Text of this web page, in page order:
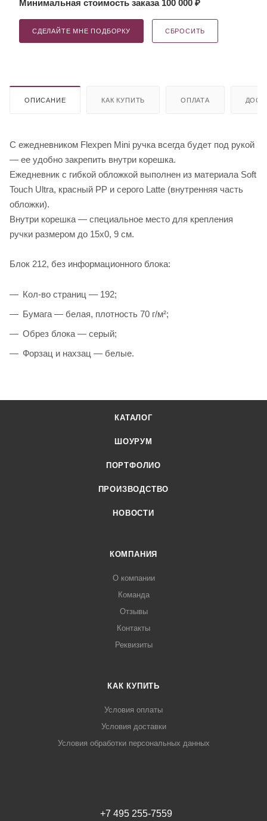
Минимальная стоимость заказа 100 000 ₽
СДЕЛАЙТЕ МНЕ ПОДБОРКУ СБРОСИТЬ
ОПИСАНИЕ КАК КУПИТЬ ОПЛАТА
С ежедневником Flexpen Mini ручка всегда будет под рукой
— ее удобно закрепить внутри корешка.
Ежедневник с гибкой обложкой выполнен из материала Soft
Touch Ultra, красный РР и серого Latte (внутренняя часть
обложки).
Внутри корешка — специальное место для крепления
ручки размером до 15х0, 9 см.
Блок 212, без информационного блока:
Кол-во страниц — 192;
Бумага — белая, плотность 70 г/м²;
Обрез блока — серый;
Форзац и нахзац — белые.
КАТАЛОГ
ШОУРУМ
ПОРТФОЛИО
ПРОИЗВОДСТВО
НОВОСТИ
КОМПАНИЯ
О компании
Команда
Отзывы
Контакты
Реквизиты
КАК КУПИТЬ
Условия оплаты
Условия доставки
Условия обработки персональных данных
+7 495 255-7559